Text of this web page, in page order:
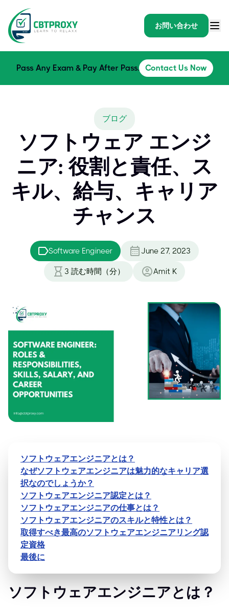
お問い合わせ
Pass Any Exam & Pay After Pass. Contact Us Now
ブログ
ソフトウェア エンジ
ニア: 役割と責任、ス
キル、給与、キャリア
チャンス
Software Engineer June 27, 2023
3 読む時間（分） Amit K
ソフトウェアエンジニアとは？
なぜソフトウェアエンジニアは魅力的なキャリア選
択なのでしょうか？
ソフトウェアエンジニア認定とは？
ソフトウェアエンジニアの仕事とは？
ソフトウェアエンジニアのスキルと特性とは？
取得すべき最高のソフトウェアエンジニアリング認
定資格
最後に
ソフトウェアエンジニアとは？